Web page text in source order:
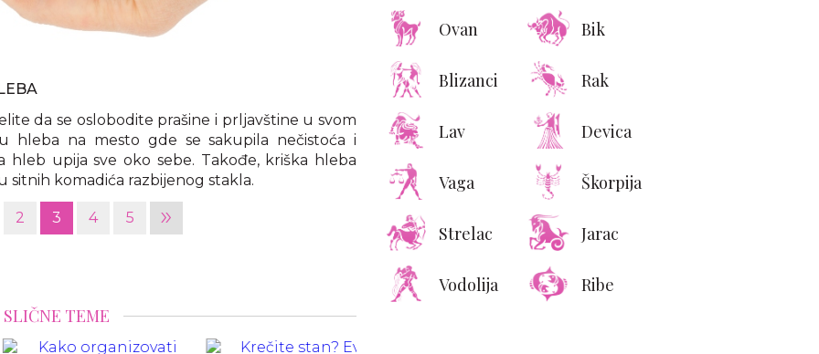
da se oslobodite prašine i prljavštine u svom
hleba na mesto gde se sakupila nečistoća i
upija sve oko sebe. Takođe, kriška hleba
sitnih komadića razbijenog stakla.
2 3 4 5 »
SLIČNE TEME
Ovan Bik
Blizanci Rak
Lav Devica
Vaga Škorpija
Strelac Jarac
Vodolija Ribe